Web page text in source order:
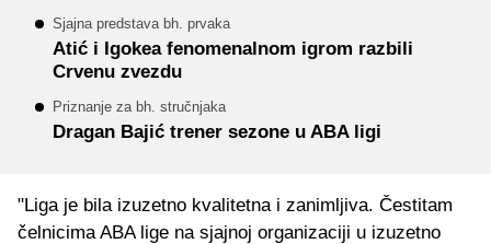
Sjajna predstava bh. prvaka
Atić i Igokea fenomenalnom igrom razbili
Crvenu zvezdu
Priznanje za bh. stručnjaka
Dragan Bajić trener sezone u ABA ligi
"Liga je bila izuzetno kvalitetna i zanimljiva. Čestitam
čelnicima ABA lige na sjajnoj organizaciji u izuzetno